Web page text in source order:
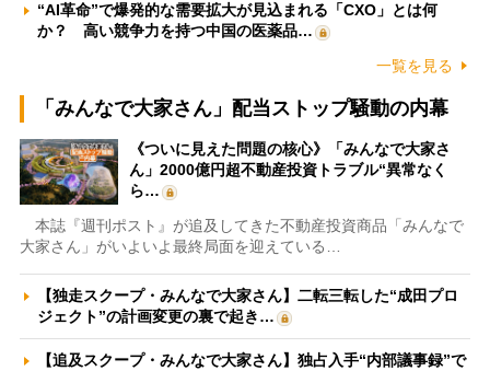
“AI革命”で爆発的な需要拡大が見込まれる「CXO」とは何
か？ 高い競争力を持つ中国の医薬品…
一覧を見る
「みんなで大家さん」配当ストップ騒動の内幕
《ついに見えた問題の核心》「みんなで大家さ
ん」2000億円超不動産投資トラブル“異常なく
ら…
本誌『週刊ポスト』が追及してきた不動産投資商品「みんなで
大家さん」がいよいよ最終局面を迎えている…
【独走スクープ・みんなで大家さん】二転三転した“成田プロ
ジェクト”の計画変更の裏で起き…
【追及スクープ・みんなで大家さん】独占入手“内部議事録”で